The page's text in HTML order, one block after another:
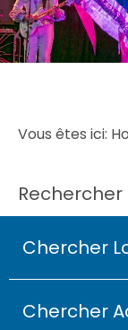
Vous êtes ici:
Rechercher
Chercher
Chercher